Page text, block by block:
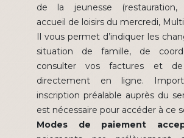
de la jeunesse (restauration,
accueil de loisirs du mercredi,
Il vous permet d’indiquer les
situation de famille, de
consulter vos factures et
directement en ligne.
inscription préalable auprès du
est nécessaire pour accéder à ce
Modes de paiement